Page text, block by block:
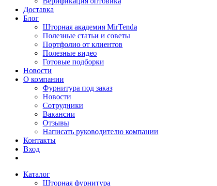
Доставка
Блог
Шторная академия MirTenda
Полезные статьи и советы
Портфолио от клиентов
Полезные видео
Готовые подборки
Новости
О компании
Фурнитура под заказ
Новости
Сотрудники
Вакансии
Отзывы
Написать руководителю компании
Контакты
Вход
Каталог
Шторная фурнитура